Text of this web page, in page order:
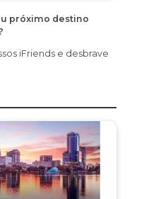
próximo destino
iFriends e desbrave